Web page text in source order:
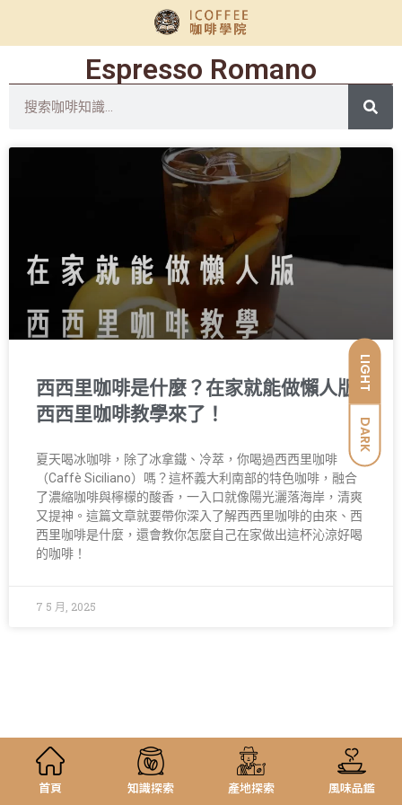
LIGHT
DARK
Espresso Romano
西西里咖啡是什麼？在家就能做懶人版
西西里咖啡教學來了！
夏天喝冰咖啡，除了冰拿鐵、冷萃，你喝過西西里咖啡
（Caffè Siciliano）嗎？這杯義大利南部的特色咖啡，融合
了濃縮咖啡與檸檬的酸香，一入口就像陽光灑落海岸，清爽
又提神。這篇文章就要帶你深入了解西西里咖啡的由來、西
西里咖啡是什麼，還會教你怎麼自己在家做出這杯沁涼好喝
的咖啡！
7 5 月, 2025
首頁 知識探索 產地探索 風味品鑑